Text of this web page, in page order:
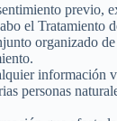
previo,
el Tratamiento
organizado
información
personas